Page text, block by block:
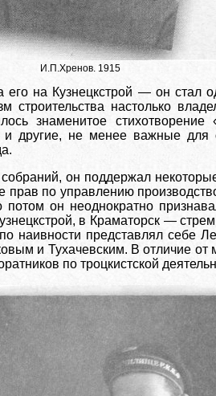
И.П.Хренов. 1915
на Кузнецкстрой — он стал
строительства настолько
знаменитое
другие, не менее важные для
он поддержал
прав по управлению
потом он неоднократно
в Краматорск —
наивности представлял себе
и Тухачевским. В отличие от
по троцкистской